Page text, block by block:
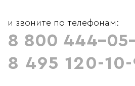
и звоните по телефонам:
8 800 444-
8 495 120-